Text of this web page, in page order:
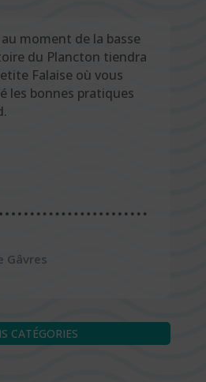
moment de la basse
du Plancton tiendra
Falaise où vous
les bonnes pratiques
Gâvres
CATÉGORIES